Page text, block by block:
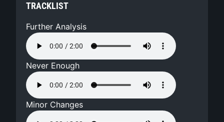
TRACKLIST
Further Analysis
Never Enough
Minor Changes